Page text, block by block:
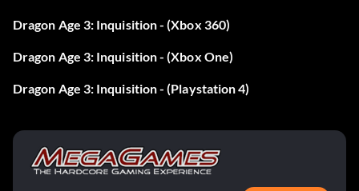
Dragon Age 3: Inquisition - (Xbox 360)
Dragon Age 3: Inquisition - (Xbox One)
Dragon Age 3: Inquisition - (Playstation 4)